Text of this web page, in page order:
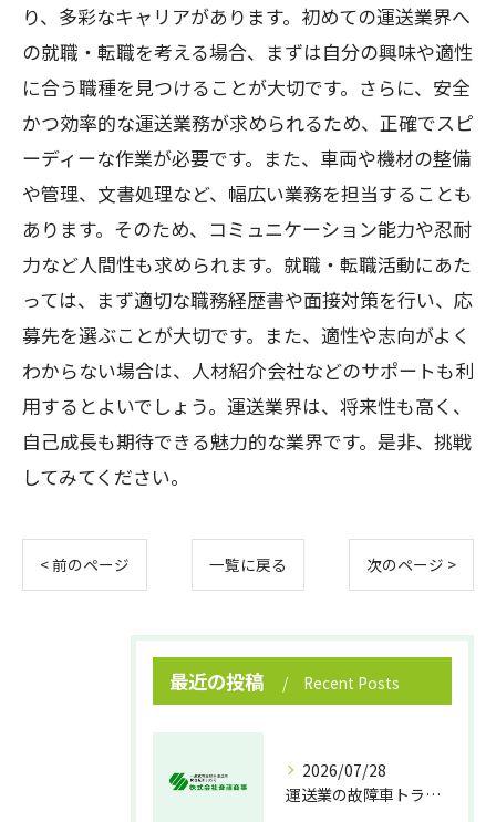
り、多彩なキャリアがあります。初めての運送業界へ
の就職・転職を考える場合、まずは自分の興味や適性
に合う職種を見つけることが大切です。さらに、安全
かつ効率的な運送業務が求められるため、正確でスピ
ーディーな作業が必要です。また、車両や機材の整備
や管理、文書処理など、幅広い業務を担当することも
あります。そのため、コミュニケーション能力や忍耐
力など人間性も求められます。就職・転職活動にあた
っては、まず適切な職務経歴書や面接対策を行い、応
募先を選ぶことが大切です。また、適性や志向がよく
わからない場合は、人材紹介会社などのサポートも利
用するとよいでしょう。運送業界は、将来性も高く、
自己成長も期待できる魅力的な業界です。是非、挑戦
してみてください。
< 前のページ 一覧に戻る 次のページ >
最近の投稿 Recent Posts
2026/07/28
運送業の故障車トラブル即時対処法